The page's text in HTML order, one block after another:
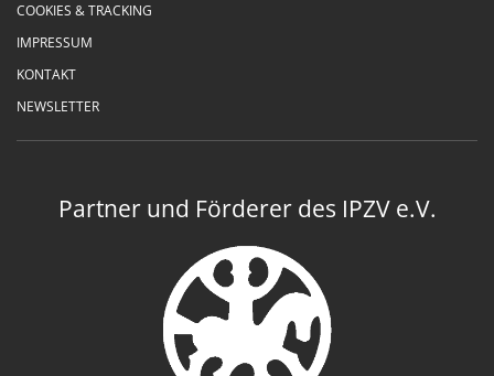
COOKIES & TRACKING
IMPRESSUM
KONTAKT
NEWSLETTER
Partner und Förderer des IPZV e.V.